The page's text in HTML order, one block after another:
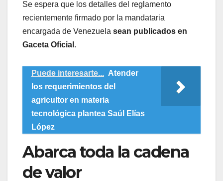
Se espera que los detalles del reglamento
recientemente firmado por la mandataria
encargada de Venezuela sean publicados en
Gaceta Oficial .
Puede interesarte... Atender
los requerimientos del
agricultor en materia
tecnológica plantea Saúl Elías
López
Abarca toda la cadena
de valor